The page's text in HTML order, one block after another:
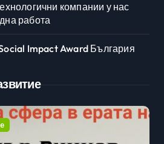
компании у нас
работа
Impact Award България